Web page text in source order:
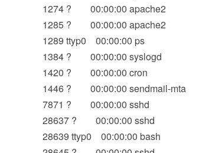
1274 ? 00:00:00 apache2
1285 ? 00:00:00 apache2
1289 ttyp0 00:00:00 ps
1384 ? 00:00:00 syslogd
1420 ? 00:00:00 cron
1446 ? 00:00:00 sendmail-mta
7871 ? 00:00:00 sshd
28637 ? 00:00:00 sshd
28639 ttyp0 00:00:00 bash